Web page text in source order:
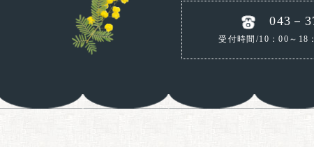
043－
受付時間/10：00～18